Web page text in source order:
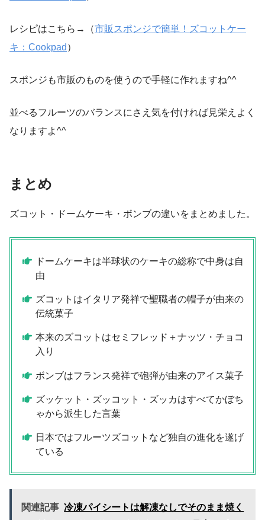
レシピはこちら→（市販スポンジで簡単！ズコットケー
キ：Cookpad）
スポンジも市販のものを使うので手軽に作れますね^^
並べるフルーツのバランスにさえ気を付ければ見栄えよく
なりますよ^^
まとめ
ズコット・ドームケーキ・ボンブの違いをまとめました。
ドームケーキは半球状のケーキの総称で中身は自
由
ズコットはイタリア発祥で聖職者の帽子が由来の
伝統菓子
本来のズコットはセミフレッド＋ナッツ・チョコ
入り
ボンブはフランス発祥で砲弾が由来のアイス菓子
ズッケット・ズッコット・ズッカはすべてかぼち
ゃから派生した言葉
日本ではフルーツズコットなど独自の進化を遂げ
ている
関連記事 冷凍パイシートは解凍なしでそのまま焼く